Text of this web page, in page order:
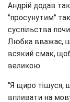
Андрій додав
"просунутим"
суспільства
Любка вважає,
всякий смак,
великою.
"Я щиро тішуся,
впливати на